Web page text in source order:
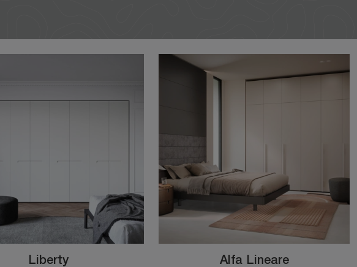
Liberty
Alfa Lineare